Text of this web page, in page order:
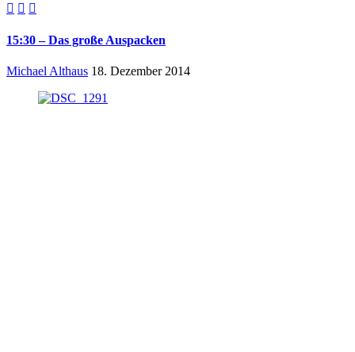
  
15:30 – Das große Auspacken
Michael Althaus 18. Dezember 2014